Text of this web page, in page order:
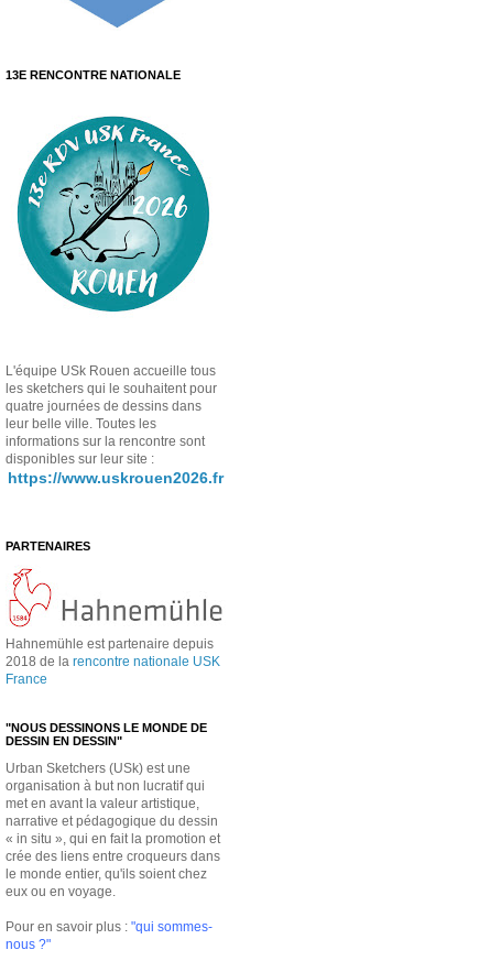
13E RENCONTRE NATIONALE
L'équipe USk Rouen accueille tous
les sketchers qui le souhaitent pour
quatre journées de dessins dans
leur belle ville. Toutes les
informations sur la rencontre sont
disponibles sur leur site :
https://www.uskrouen2026.fr
PARTENAIRES
Hahnemühle est partenaire depuis
2018 de la rencontre nationale USK
France
"NOUS DESSINONS LE MONDE DE
DESSIN EN DESSIN"
Urban Sketchers (USk) est une
organisation à but non lucratif qui
met en avant la valeur artistique,
narrative et pédagogique du dessin
« in situ », qui en fait la promotion et
crée des liens entre croqueurs dans
le monde entier, qu'ils soient chez
eux ou en voyage.
Pour en savoir plus : "qui sommes-
nous ?"